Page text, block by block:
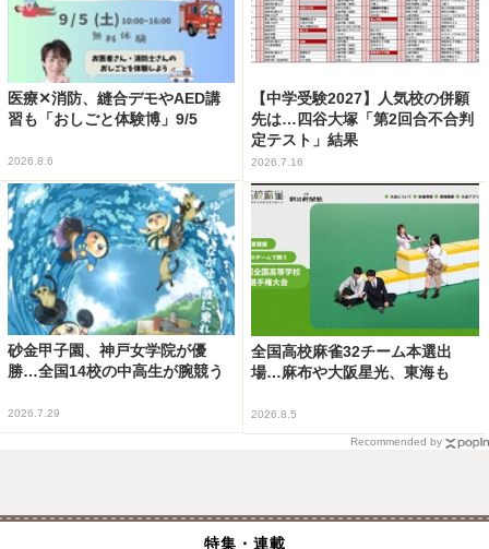
医療✕消防、縫合デモやAED講
習も「おしごと体験博」9/5
2026.8.6
【中学受験2027】人気校の併願
先は…四谷大塚「第2回合不合判
定テスト」結果
2026.7.16
砂金甲子園、神戸女学院が優
勝…全国14校の中高生が腕競う
2026.7.29
全国高校麻雀32チーム本選出
場…麻布や大阪星光、東海も
2026.8.5
Recommended by
特集・連載